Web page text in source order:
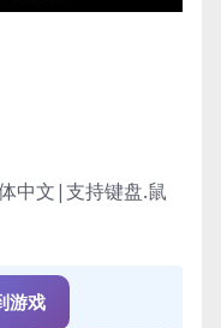
中文|支持键盘.鼠
游戏